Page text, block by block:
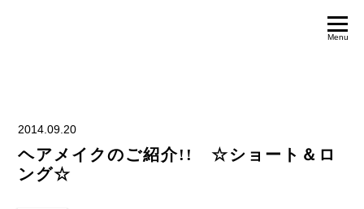
Menu
2014.09.20
ヘアメイクのご紹介!! ☆ショート＆ロ
ング☆